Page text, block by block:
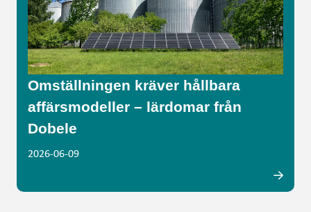
Omställningen kräver hållbara
affärsmodeller – lärdomar från
Dobele
2026-06-09